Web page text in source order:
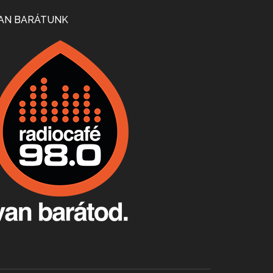
Apr 24, 2026 • 00:38:10
Villány, kékfrankos, Jackfall
Apr 17, 2026 • 00:35:38
Apr 9, 2026 • 00:37:17
BARÁTUNK